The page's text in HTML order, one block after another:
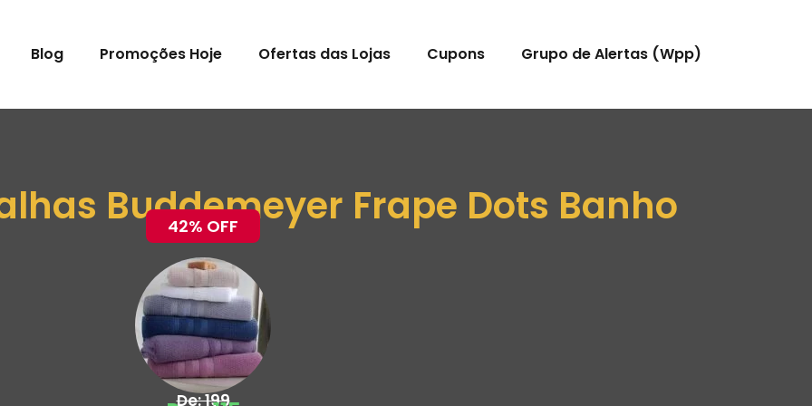
Blog Promoções Hoje Ofertas das Lojas Cupons Grupo de Alertas (Wpp)
Buddemeyer Frape Dots Banho
42% OFF
De: 199